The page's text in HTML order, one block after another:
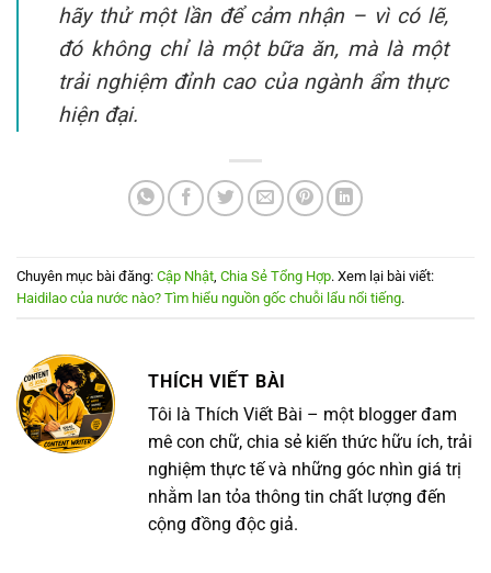
hãy thử một lần để cảm nhận – vì có lẽ,
đó không chỉ là một bữa ăn, mà là một
trải nghiệm đỉnh cao của ngành ẩm thực
hiện đại.
Chuyên mục bài đăng: Cập Nhật Chia Sẻ Tổng Hợp. Xem lại bài viết:
Haidilao của nước nào? Tìm hiểu nguồn gốc chuỗi lẩu nổi tiếng.
THÍCH VIẾT BÀI
Tôi là Thích Viết Bài – một blogger đam
mê con chữ, chia sẻ kiến thức hữu ích, trải
nghiệm thực tế và những góc nhìn giá trị
nhằm lan tỏa thông tin chất lượng đến
cộng đồng độc giả.